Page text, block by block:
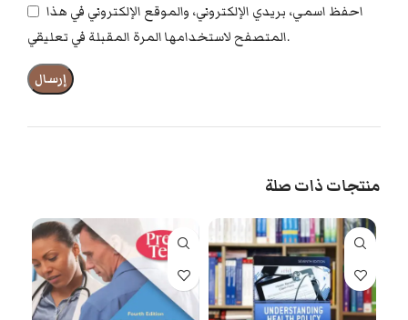
احفظ اسمي، بريدي الإلكتروني، والموقع الإلكتروني في هذا
المتصفح لاستخدامها المرة المقبلة في تعليقي.
منتجات ذات صلة